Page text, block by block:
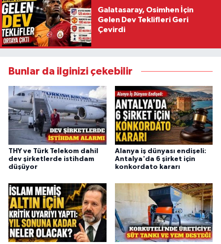
Galatasaray, Osimhen İçin
Gelen Dev Teklifleri Geri
Çevirdi
Bunlar da ilginizi çekebilir
THY ve Türk Telekom dahil
dev şirketlerde istihdam
düşüyor
Alanya iş dünyası endişeli:
Antalya'da 6 şirket için
konkordato kararı